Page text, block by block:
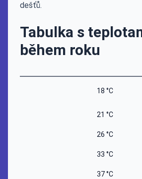
dešťů.
Tabulka s
během roku
18 °C
21 °C
26 °C
33 °C
37 °C